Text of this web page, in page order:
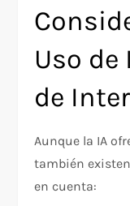
Uso de
de
Aunque la IA
también
en cuenta: